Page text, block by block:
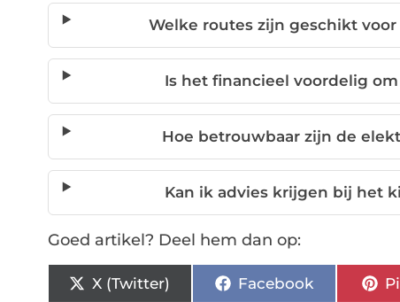
Welke routes zijn geschikt
Is het financieel voordelig
Hoe betrouwbaar zijn de
Kan ik advies krijgen bij het
Goed artikel? Deel hem dan op:
X (Twitter) Facebook